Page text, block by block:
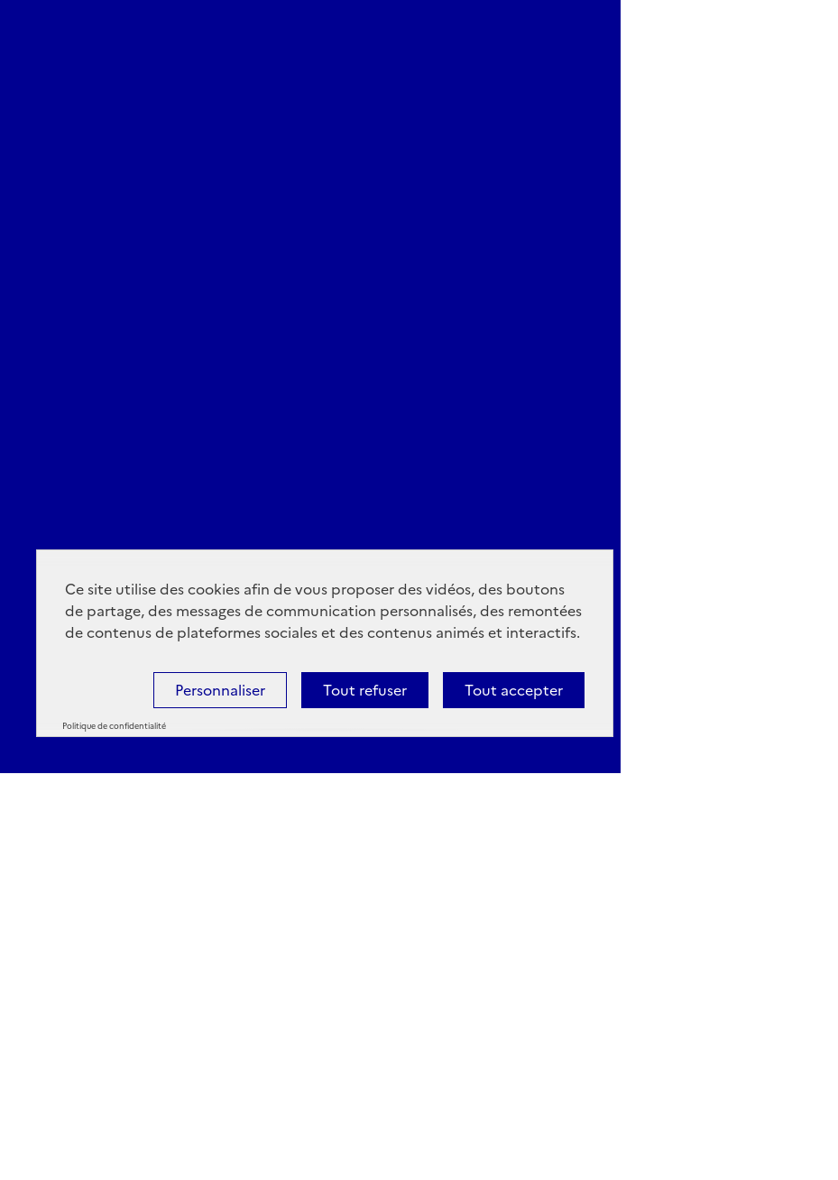
Ce site utilise des cookies afin de vous proposer des vidéos, des boutons
de partage, des messages de communication personnalisés, des remontées
de contenus de plateformes sociales et des contenus animés et interactifs.
Tout accepter
Tout refuser
Personnaliser
Politique de confidentialité